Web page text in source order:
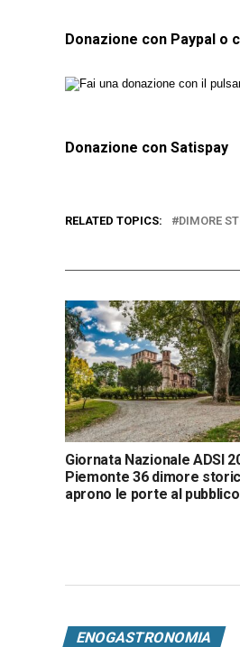
Donazione con Paypal o
Donazione con Satispay
RELATED TOPICS: DIMORE
Giornata Nazionale ADSI
Piemonte 36 dimore
aprono le porte al pubblico
ENOGASTRONOMIA